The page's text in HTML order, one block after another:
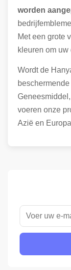
worden
Met een grote
kleuren om
Wordt de
voeren onze
Azië en